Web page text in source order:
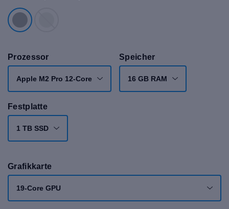
Prozessor
Apple M2 Pro 12-Core
Speicher
16 GB RAM
Festplatte
1 TB SSD
Grafikkarte
19-Core GPU